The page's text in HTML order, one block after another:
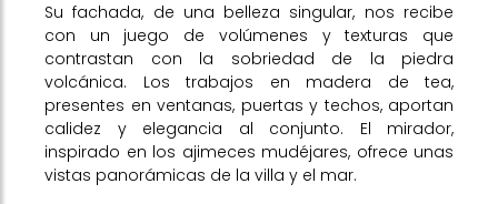
Su fachada, de una belleza singular, nos recibe
con un juego de volúmenes y texturas que
contrastan con la sobriedad de la piedra
volcánica. Los trabajos en madera de tea,
presentes en ventanas, puertas y techos, aportan
calidez y elegancia al conjunto. El mirador,
inspirado en los ajimeces mudéjares, ofrece unas
vistas panorámicas de la villa y el mar.